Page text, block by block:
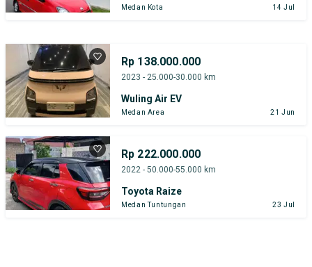
Medan Kota 14 Jul
Rp 138.000.000
2023 - 25.000-30.000 km
Wuling Air EV
Medan Area 21 Jun
Rp 222.000.000
2022 - 50.000-55.000 km
Toyota Raize
Medan Tuntungan 23 Jul